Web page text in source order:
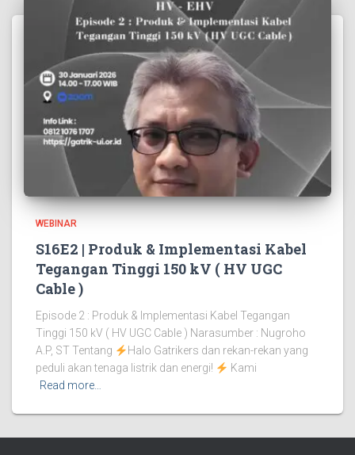
WEBINAR
S16E2 | Produk & Implementasi Kabel
Tegangan Tinggi 150 kV ( HV UGC
Cable )
Episode 2 : Produk & Implementasi Kabel Tegangan
Tinggi 150 kV ( HV UGC Cable ) Narasumber : Nugroho
A.P, ST Tentang
Halo Gatrikers dan rekan-rekan yang
peduli akan tenaga listrik dan energi!
Kami
Read more…